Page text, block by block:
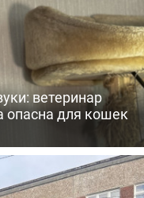
ветеринар
опасна для кошек